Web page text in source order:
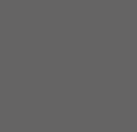
現場社員の声を
全員で取り組め